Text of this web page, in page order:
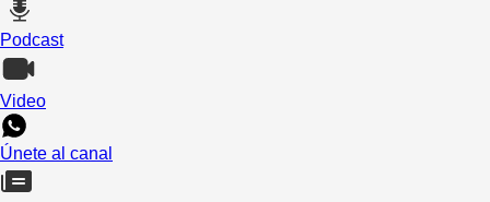
Podcast
Video
Únete al canal